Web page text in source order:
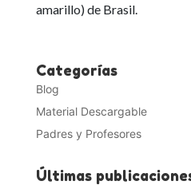
amarillo) de Brasil.
Categorías
Blog
Material Descargable
Padres y Profesores
Últimas